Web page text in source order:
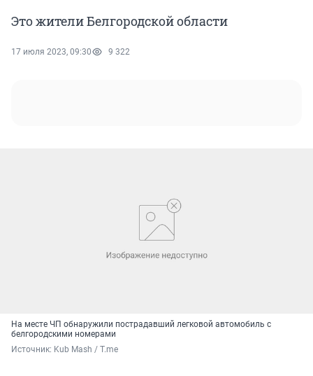
Это жители Белгородской области
17 июля 2023, 09:30 9 322
На месте ЧП обнаружили пострадавший легковой автомобиль с
белгородскими номерами
Источник: Kub Mash / T.me